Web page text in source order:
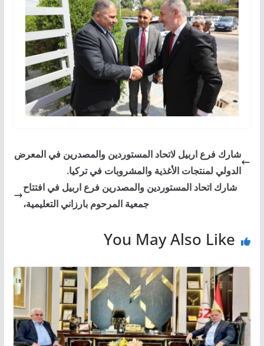
شارك فرع اربيل لاتحاد المستوردين والمصدرين في المعرض
الدولي لمنتجات الأغذية والمشروبات في تركيا.
شارك اتحاد المستوردين والمصدرين فرع اربيل في افتتاح
جمعية المرحوم بارزاني التعليمية،
You May Also Like